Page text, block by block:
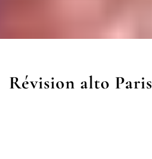
Révision alto Paris